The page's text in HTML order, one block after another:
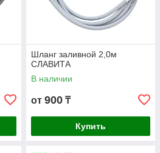
Шланг заливной 2,0м
СЛАВИТА
В наличии
от 900 ₸
Купить